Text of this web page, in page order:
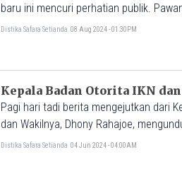
baru ini mencuri perhatian publik.
pembangunan IKN dapat berjalan lancar.
Distika Safara Setianda 08 Aug 2024 - 01:30PM
Kepala Badan Otorita IKN
Pagi hari tadi berita mengejutkan dari
dan Wakilnya, Dhony Rahajoe,
kedua petinggi tersebut belum diketahui.
Distika Safara Setianda 04 Jun 2024 - 04:00AM